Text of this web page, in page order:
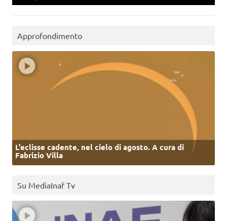
Approfondimento
L’eclisse cadente, nel cielo di agosto. A cura di
Fabrizio Villa
Su MediaInaf Tv